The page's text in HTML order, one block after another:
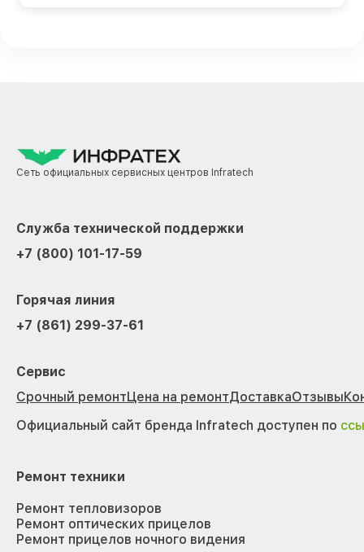
Сеть официальных сервисных центров Infratech
Служба технической поддержки
+7 (800) 101-17-59
Горячая линия
+7 (861) 299-37-61
Сервис
Срочный ремонтЦена на ремонтДоставкаОтзывы
Официальный сайт бренда Infratech доступен по
Ремонт техники
Ремонт тепловизоров
Ремонт оптических прицелов
Ремонт прицелов ночного видения